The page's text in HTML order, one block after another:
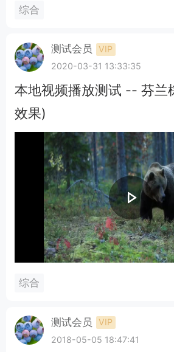
综合
测试会员
VIP
2020-03-31 13:33:35
本地视频播放测试 -- 芬兰
效果)
综合
测试会员
VIP
2018-05-05 18:47:41